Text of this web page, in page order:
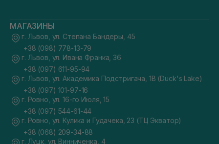
МАГАЗИНЫ
г. Львов, ул. Степана Бандеры, 45
+38 (098) 778-13-79
г. Львов, ул. Ивана Франка, 36
+38 (097) 611-95-94
г. Львов, ул. Академика Подстригача, 1В (Duck's Lake)
+38 (097) 101-97-16
г. Ровно, ул. 16-го Июля, 15
+38 (097) 544-61-44
г. Ровно, ул. Кулика и Гудачека, 23 (ТЦ Экватор)
+38 (068) 209-34-88
г. Луцк, ул. Винниченка, 4